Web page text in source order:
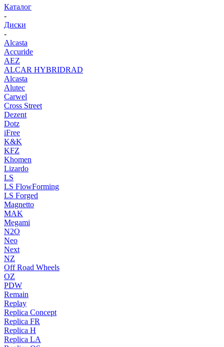
Каталог
-
Диски
-
Alcasta
Accuride
AEZ
ALCAR HYBRIDRAD
Alcasta
Alutec
Carwel
Cross Street
Dezent
Dotz
iFree
K&K
KFZ
Khomen
Lizardo
LS
LS FlowForming
LS Forged
Magnetto
MAK
Megami
N2O
Neo
Next
NZ
Off Road Wheels
OZ
PDW
Remain
Replay
Replica Concept
Replica FR
Replica H
Replica LA